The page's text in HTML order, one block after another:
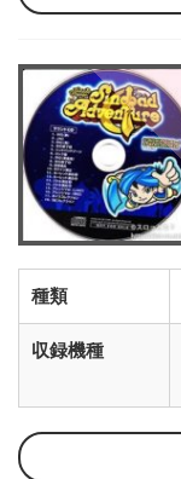
種類
収録機種